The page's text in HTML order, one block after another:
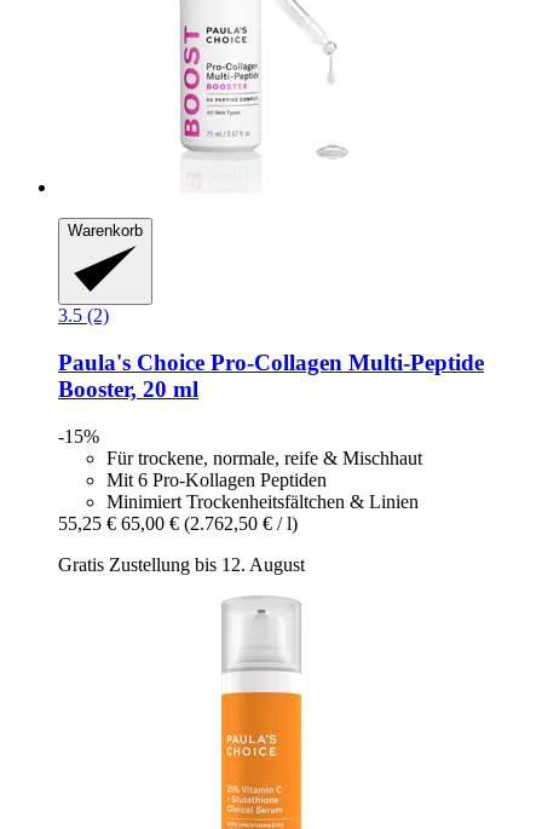
Warenkorb
3.5 (2)
Paula's Choice Pro-​Collagen Multi-​Peptide
Booster, 20 ml
-15%
Für trockene, normale, reife & Mischhaut
Mit 6 Pro-Kollagen Peptiden
Minimiert Trockenheitsfältchen & Linien
55,25 € 65,00 € (2.762,50 € / l)
Gratis Zustellung bis 12. August